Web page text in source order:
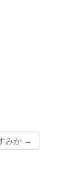
みか →